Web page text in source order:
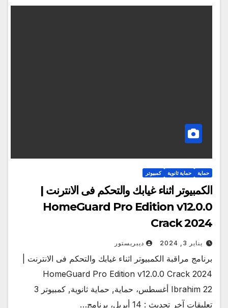
حماية حماية ثانوية كمبيوتر
الكمبيوتر اثناء غيابك والتحكم فى الانترنت |
HomeGuard Pro Edition v12.0.0
Crack 2024
يناير 3, 2024 ديبريستور
برنامج مراقبة الكمبيوتر اثناء غيابك والتحكم فى الانترنت |
HomeGuard Pro Edition v12.0.0 Crack 2024
Ibrahim 22 أغسطس، حماية, حماية ثانوية, كمبيوتر 3
تعليقات آخر تحديث : 14 أبريل، برنامج…